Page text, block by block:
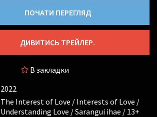
ПОЧАТИ ПЕРЕГЛЯД
ДИВИТИСЬ ТРЕЙЛЕР.
В закладки
2022
The Interest of Love / Interests of Love /
Understanding Love / Sarangui ihae / 13+